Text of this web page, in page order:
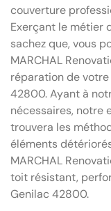
couverture
Exerçant le métier
sachez que, vous
MARCHAL
réparation de
42800. Ayant à
nécessaires, notre
trouvera les
éléments
MARCHAL
toit résistant,
Genilac 42800.